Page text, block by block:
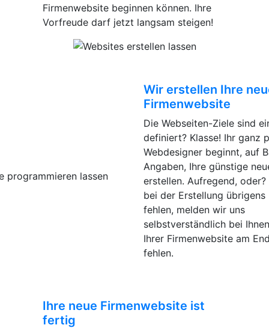
Firmenwebsite beginnen können. Ihre
Vorfreude darf jetzt langsam steigen!
Wir erstellen Ihre
Firmenwebsite
Die Webseiten-Ziele sind
definiert? Klasse! Ihr ganz
Webdesigner beginnt, auf
Angaben, Ihre günstige
erstellen. Aufregend, oder?
bei der Erstellung übrigens
fehlen, melden wir uns
selbstverständlich bei
Ihrer Firmenwebsite am
fehlen.
Ihre neue Firmenwebsite ist
fertig